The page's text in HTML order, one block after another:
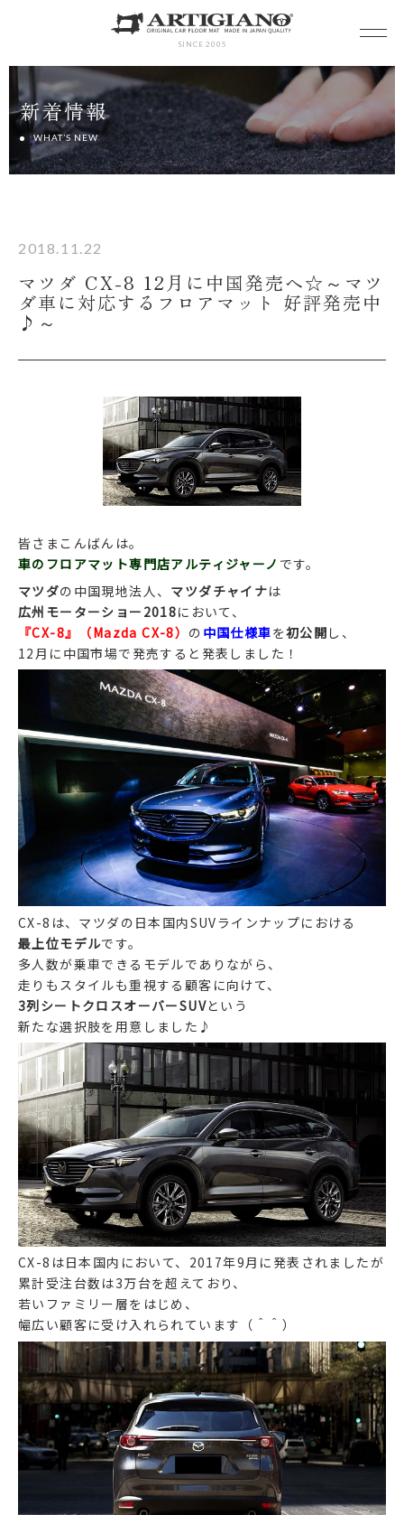
SINCE 2005
新着情報
WHAT’S NEW
2018.11.22
マツダ CX-8 12月に中国発売へ☆～マツ
ダ車に対応するフロアマット 好評発売中
♪～
皆さまこんばんは。
車のフロアマット専門店アルティジャーノ です。
マツダの中国現地法人、 マツダチャイナは
広州モーターショー2018において、
『CX-8』（Mazda CX-8） の 中国仕様車を初公開 し、
12月に中国市場で発売すると発表しました！
CX-8は、マツダの日本国内SUVラインナップにおける
最上位モデルです。
多人数が乗車できるモデルでありながら、
走りもスタイルも重視する顧客に向けて、
3列シートクロスオーバーSUVという
新たな選択肢を用意しました♪
CX-8は日本国内において、2017年9月に発表されましたが
累計受注台数は3万台を超えており、
若いファミリー層をはじめ、
幅広い顧客に受け入れられています（＾＾）